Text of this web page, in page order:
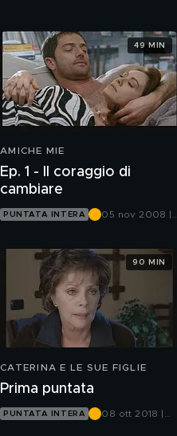
AMICHE MIE
Ep. 1 - Il coraggio di
cambiare
PUNTATA INTERA
05 nov 2008 |
49 MIN
CATERINA E LE SUE FIGLIE
Prima puntata
PUNTATA INTERA
08 ott 2018 |
90 MIN